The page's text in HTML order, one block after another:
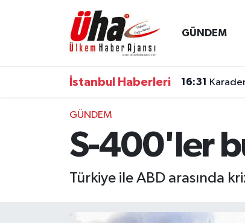
GÜNDEM
İstanbul Haberleri 16:31
GÜNDEM
S-400'ler
Türkiye ile ABD arasında
İstanbul Nöbetçi Eczaneler
İstanbul Hava Durumu
İstanbul Namaz Vakitleri
İstanbul Trafik Yoğunluk Haritası